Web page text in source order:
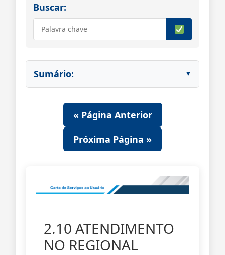
Buscar:
Sumário:
« Página Anterior
Próxima Página »
2.10 ATENDIMENTO
NO REGIONAL